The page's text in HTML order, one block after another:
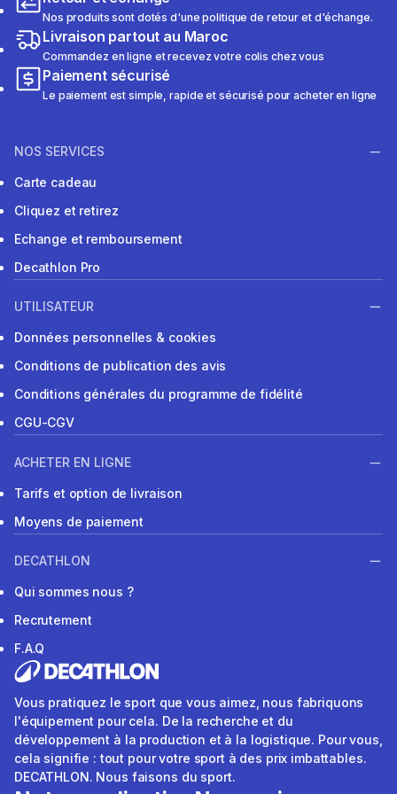
Nos produits sont dotés d'une politique de retour et d'échange.
Livraison partout au Maroc
Commandez en ligne et recevez votre colis chez vous
Paiement sécurisé
Le paiement est simple, rapide et sécurisé pour acheter en ligne
NOS SERVICES
Carte cadeau
Cliquez et retirez
Echange et remboursement
Decathlon Pro
UTILISATEUR
Données personnelles & cookies
Conditions de publication des avis
Conditions générales du programme de fidélité
CGU-CGV
ACHETER EN LIGNE
Tarifs et option de livraison
Moyens de paiement
DECATHLON
Qui sommes nous ?
Recrutement
F.A.Q
Vous pratiquez le sport que vous aimez, nous fabriquons
l'équipement pour cela. De la recherche et du
développement à la production et à la logistique. Pour vous,
cela signifie : tout pour votre sport à des prix imbattables.
DECATHLON. Nous faisons du sport.